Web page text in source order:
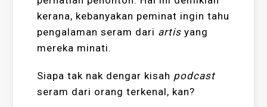
kerana, kebanyakan peminat ingin tahu
pengalaman seram dari artis yang
mereka minati.
Siapa tak nak dengar kisah podcast
seram dari orang terkenal, kan?